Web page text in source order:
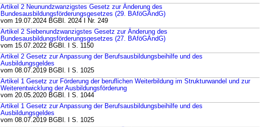
Artikel 2 Neunundzwanzigstes Gesetz zur Änderung des
Bundesausbildungsförderungsgesetzes (29. BAföGÄndG)
vom 19.07.2024 BGBl. 2024 I Nr. 249
Artikel 2 Siebenundzwanzigstes Gesetz zur Änderung des
Bundesausbildungsförderungsgesetzes (27. BAföGÄndG)
vom 15.07.2022 BGBl. I S. 1150
Artikel 2 Gesetz zur Anpassung der Berufsausbildungsbeihilfe und des
Ausbildungsgeldes
vom 08.07.2019 BGBl. I S. 1025
Artikel 1 Gesetz zur Förderung der beruflichen Weiterbildung im Strukturwandel und zur
Weiterentwicklung der Ausbildungsförderung
vom 20.05.2020 BGBl. I S. 1044
Artikel 1 Gesetz zur Anpassung der Berufsausbildungsbeihilfe und des
Ausbildungsgeldes
vom 08.07.2019 BGBl. I S. 1025